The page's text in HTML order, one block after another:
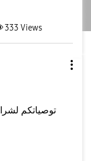
333 Views